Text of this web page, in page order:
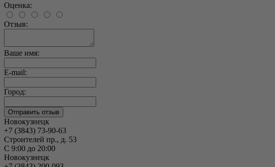
Оценка:
Отзыв:
Ваше имя:
E-mail:
Город:
Новокузнецк
+7 (3843) 73-90-63
Строителей пр., д. 53
С 9:00 до 20:00
Новокузнецк